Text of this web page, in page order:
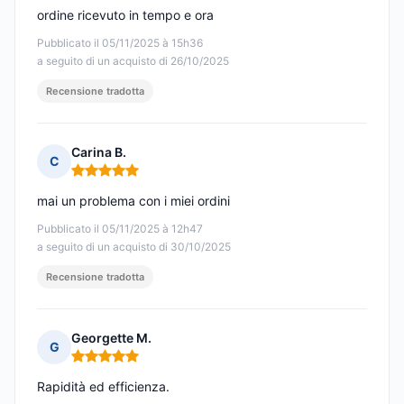
Pubblicato il 05/11/2025 à 15h36
a seguito di un acquisto di 26/10/2025
ordine ricevuto in tempo e ora
Recensione tradotta
C
Carina B.
Nota: 5 su 5
Pubblicato il 05/11/2025 à 12h47
a seguito di un acquisto di 30/10/2025
mai un problema con i miei ordini
Recensione tradotta
G
Georgette M.
Nota: 5 su 5
Rapidità ed efficienza.